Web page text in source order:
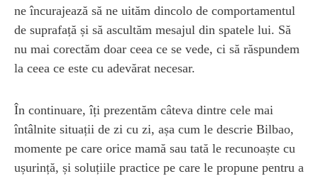
ne încurajează să ne uităm dincolo de comportamentul
de suprafață și să ascultăm mesajul din spatele lui. Să
nu mai corectăm doar ceea ce se vede, ci să răspundem
la ceea ce este cu adevărat necesar.
În continuare, îți prezentăm câteva dintre cele mai
întâlnite situații de zi cu zi, așa cum le descrie Bilbao,
momente pe care orice mamă sau tată le recunoaște cu
ușurință, și soluțiile practice pe care le propune pentru a